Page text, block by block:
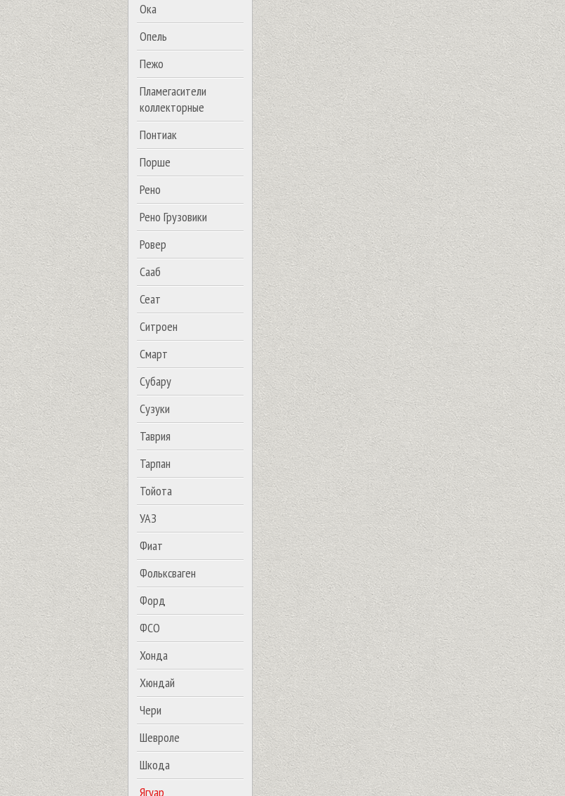
Ока
Опель
Пежо
Пламегасители
коллекторные
Понтиак
Порше
Рено
Рено Грузовики
Ровер
Сааб
Сеат
Ситроен
Смарт
Субару
Сузуки
Таврия
Тарпан
Тойота
УАЗ
Фиат
Фольксваген
Форд
ФСО
Хонда
Хюндай
Чери
Шевроле
Шкода
Ягуар